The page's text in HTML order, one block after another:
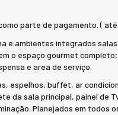
parte de pagamento. (
e ambientes integrados
o espaço gourmet
e area de serviço.
espelhos, buffet, ar
da sala principal, painel de
Planejados em todos